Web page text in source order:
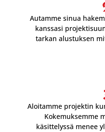
Autamme sinua
kanssasi
tarkan alustuksen
Aloitamme projektin
Kokemuksemme
käsittelyssä menee